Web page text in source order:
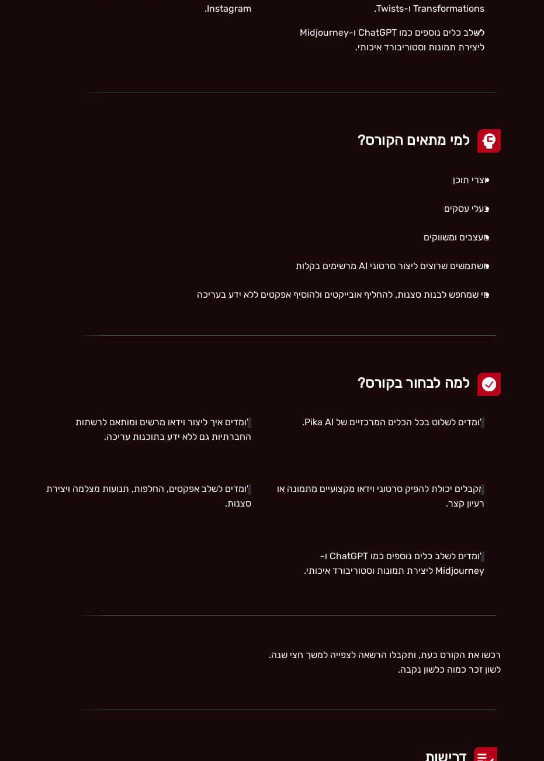
Transformations ו-Twists.
Instagram.
לשלב כלים נוספים כמו ChatGPT ו-Midjourney
ליצירת תמונות וסטוריבורד איכותי.
למי מתאים הקורס?
יוצרי תוכן
בעלי עסקים
מעצבים ומשווקים
משתמשים שרוצים ליצור סרטוני AI מרשימים בקלות
מי שמחפש לבנות סצנות, להחליף אובייקטים ולהוסיף אפקטים ללא ידע בעריכה
למה לבחור בקורס?
לומדים לשלוט בכל הכלים המרכזיים של Pika AI.
לומדים איך ליצור וידאו מרשים ומותאם לרשתות
החברתיות גם ללא ידע בתוכנות עריכה.
מקבלים יכולת להפיק סרטוני וידאו מקצועיים מתמונה או
רעיון קצר.
לומדים לשלב אפקטים, החלפות, תנועות מצלמה ויצירת
סצנות.
לומדים לשלב כלים נוספים כמו ChatGPT ו-
Midjourney ליצירת תמונות וסטוריבורד איכותי.
רכשו את הקורס כעת, ותקבלו הרשאה לצפייה למשך חצי שנה.
לשון זכר כמוה כלשון נקבה.